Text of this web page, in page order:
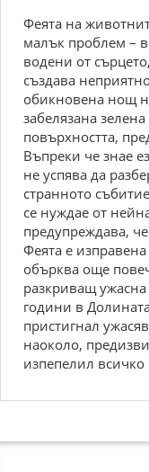
Феята на
малък проблем –
водени от
създава
обикновена нощ
забелязана
повърхността,
Въпреки че знае
не успява да
странното
се нуждае от
предупреждава,
Феята е
обърква още
разкриващ
години в
пристигнал
наоколо,
изпепелил